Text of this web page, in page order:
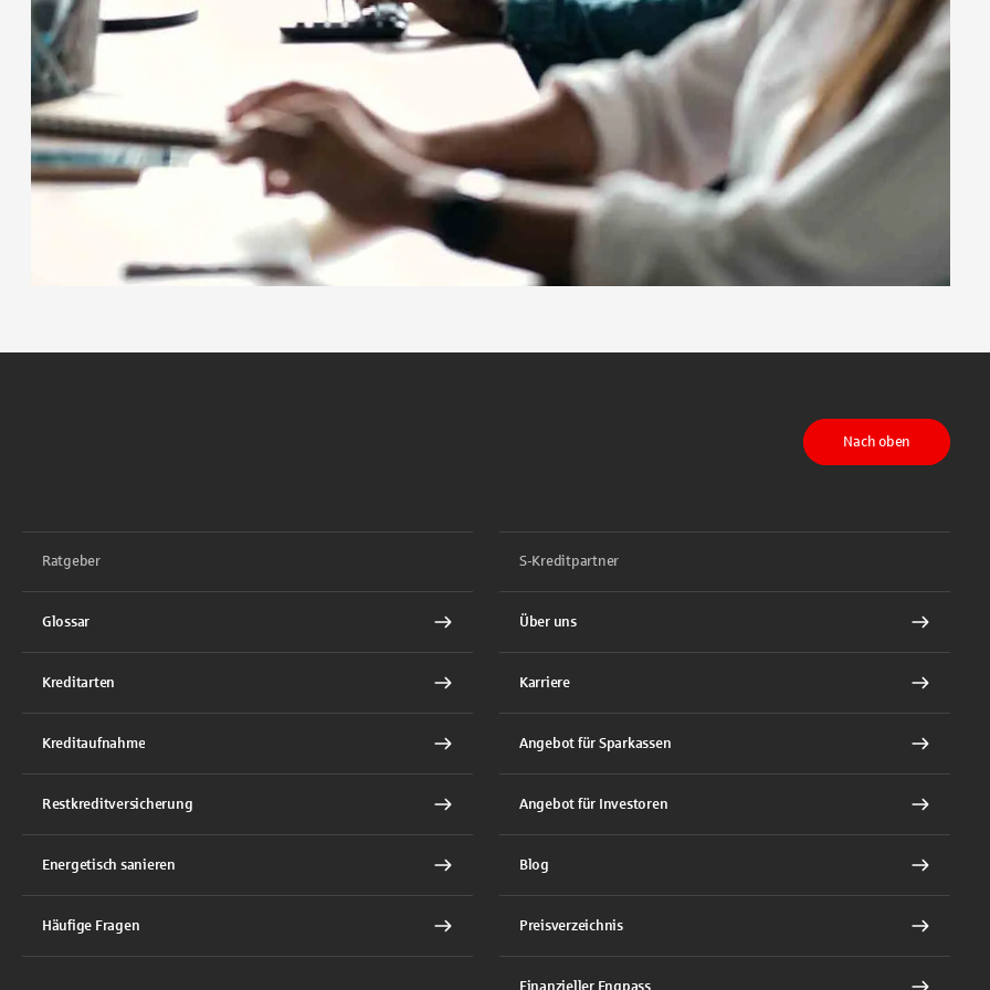
Nach oben
Ratgeber
Glossar
Kreditarten
Kreditaufnahme
Restkreditversicherung
Energetisch sanieren
Häufige Fragen
S-Kreditpartner
Über uns
Karriere
Angebot für Sparkassen
Angebot für Investoren
Blog
Preisverzeichnis
Finanzieller Engpass